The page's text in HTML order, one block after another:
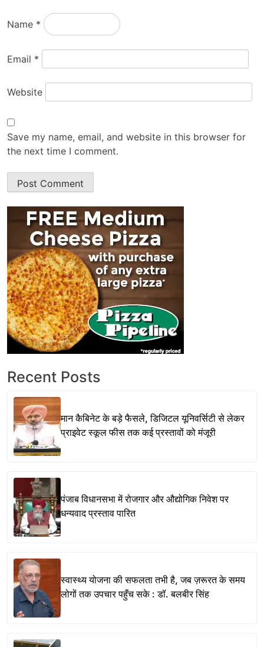
Name *
Email *
Website
Save my name, email, and website in this browser for
the next time I comment.
Recent Posts
मान कैबिनेट के बड़े फैसले, डिजिटल यूनिवर्सिटी से लेकर
प्राइवेट स्कूल फीस तक कई प्रस्तावों को मंजूरी
पंजाब विधानसभा में रोजगार और औद्योगिक निवेश पर
धन्यवाद प्रस्ताव पारित
स्वास्थ्य योजना की सफलता तभी है, जब ज़रूरत के समय
लोगों तक उपचार पहुँच सके : डॉ. बलबीर सिंह